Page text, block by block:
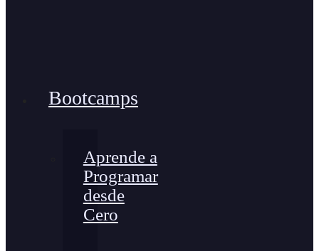
Bootcamps
Aprende a
Programar
desde
Cero